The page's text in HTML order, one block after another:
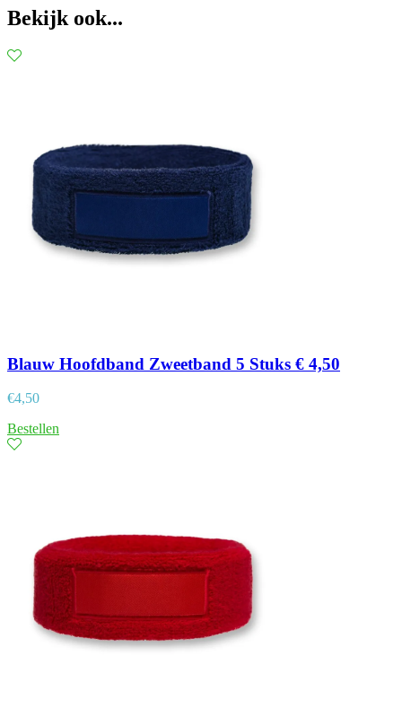
Bekijk ook...
Blauw Hoofdband Zweetband 5 Stuks € 4,50
€4,50
Bestellen